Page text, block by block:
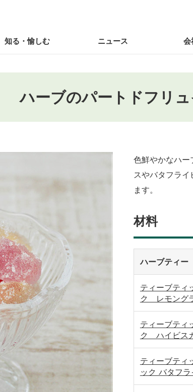
知る・愉しむ ニュース 会
ハーブのパートドフリュ
色鮮やかなハー
スやバタフライ
ます。
材料
ハーブティー
ティーブティ
ク レモング
ティーブティ
ク ハイビス
ティーブテ
ック バタフラ